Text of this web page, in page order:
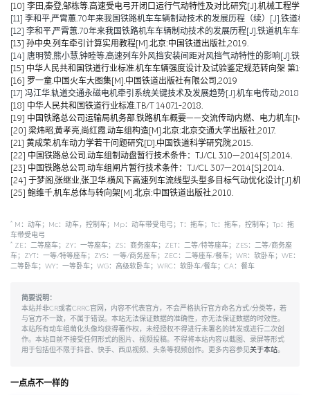
[10] 李田,秦登,邹栋等.高速受电弓开闭口运行气动特性及对比研究[J].机械工程学
[11] 李和平,严霄蕙.70年来我国铁路机车车辆制动技术的发展历程（续）[J].铁道
[12] 李和平,严霄蕙.70年来我国铁路机车车辆制动技术的发展历程[J].铁道机车车
[13] 孙中央.列车牵引计算实用教程[M].北京:中国铁道出版社,2019.
[14] 唐明赞,熊小慧,钟睦等.高速列车外风挡安装间距对风挡气动特性的影响[J].铁
[15] 中华人民共和国铁道行业标准.机车车辆强度设计及试验鉴定规范转向架 第1
[16] 罗一童.中国火车大图集[M].中国铁道出版社有限公司,2019
[17] 冯江华.轨道交通永磁电机牵引系统关键技术及发展趋势[J].机车电传动
[18] 中华人民共和国铁道行业标准.TB/T 1407.1-2018.
[19] 中国铁路总公司运输局机务部.铁路机车概要——交流传动内燃、电力机车[M].
[20] 梁炜昭,黄孝亮,尚红霞.动车组构造[M].北京:北京交通大学出版社,2017.
[21] 黄成荣.机车动力学若干问题研究[D].中国铁道科学研究院,2015.
[22] 中国铁路总公司.动车组制动盘暂行技术条件：TJ/CL 310—2014[S].2014.
[23] 中国铁路总公司.动车组闸片暂行技术条件：TJ/CL 307—2014[S].2014.
[24] 于梦阁,张继业,张卫华.横风下高速列车流线型头型多目标气动优化设计[J].机
[25] 鲍维千,机车总体与转向架[M].北京:中国铁道出版社,2010.
* M：动车；Mc：动车，控制车；Mp：动车带受电弓；T：拖车；Tc：拖车，控制车；Tp：拖
车带受电弓
* ZE：二等座车；ZY：一等座车；ZS：商务座车；ZET：二等/特等座车；ZES：二等/商务座
车；ZYT：一等/特等座车；ZYS：一等/商务座车；ZEC：二等座车/餐车；WR：软卧车；WE：
二等卧车；WY：一等卧车；WG：高级软卧车；WRC：软卧车/餐车；CA：餐车
简要说明：
本站并非CR或者CRRC官网，内容不代表官方，不会严格执行官方命名方式/分类等，若
与官方不一致，不属于错误。本站无法保证数据的准确性，亦无法保证数据的时效性。
本站所有动车组萌化头像均获得著作权，未经授权不得进行未署名的转发或进行二次创
作。本站目前不接受任何形式的图片、视频投稿。不得将本站内容以截图、录屏等形式
用于包括但不限于抖音、快手、西瓜视频、头条等视频创作。更多内容参见关于本站。
一点点不一样的